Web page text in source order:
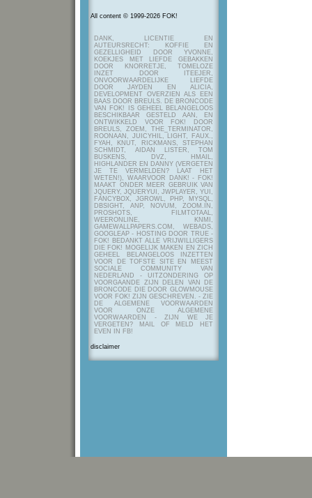
All content © 1999-2026 FOK!
DANK, LICENTIE EN
AUTEURSRECHT: KOFFIE EN
GEZELLIGHEID DOOR YVONNE,
KOEKJES MET LIEFDE GEBAKKEN
DOOR KNORRETJE, TOMELOZE
INZET DOOR ITEEJER,
ONVOORWAARDELIJKE LIEFDE
DOOR JAYDEN EN ALICIA,
DEVELOPMENT OVERZIEN ALS EEN
BAAS DOOR BREULS. DE BRONCODE
VAN FOK! IS GEHEEL BELANGELOOS
BESCHIKBAAR GESTELD AAN, EN
ONTWIKKELD VOOR FOK! DOOR
BREULS, ZOEM, THE_TERMINATOR,
ROONAAN, JUICYHIL, LIGHT, FAUX.,
FYAH, KNUT, RICKMANS, STEPHAN
SCHMIDT, AIDAN LISTER, TOM
BUSKENS, DVZ, HMAIL,
HIGHLANDER EN DANNY (VERGETEN
JE TE VERMELDEN? LAAT HET
WETEN!), WAARVOOR DANK! - FOK!
MAAKT ONDER MEER GEBRUIK VAN
JQUERY, JQUERYUI, JWPLAYER, YUI,
FANCYBOX, JGROWL, PHP, MYSQL,
DBSIGHT, ANP, NOVUM, ZOOM.IN,
PROSHOTS, FILMTOTAAL,
WEERONLINE, KNMI,
GAMEWALLPAPERS.COM, WEBADS,
GOOGLEAP - HOSTING DOOR TRUE -
FOK! BEDANKT ALLE VRIJWILLIGERS
DIE FOK! MOGELIJK MAKEN EN ZICH
GEHEEL BELANGELOOS INZETTEN
VOOR DE TOFSTE SITE EN MEEST
SOCIALE COMMUNITY VAN
NEDERLAND - UITZONDERING OP
VOORGAANDE ZIJN DELEN VAN DE
BRONCODE DIE DOOR GLOWMOUSE
VOOR FOK! ZIJN GESCHREVEN. - ZIE
DE ALGEMENE VOORWAARDEN
VOOR ONZE ALGEMENE
VOORWAARDEN - ZIJN WE JE
VERGETEN? MAIL OF MELD HET
EVEN IN FB!
disclaimer